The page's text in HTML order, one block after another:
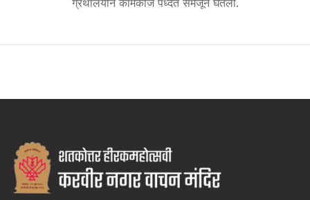
ग्रंथालयीन कामकाज पध्दत समजून घेतली.